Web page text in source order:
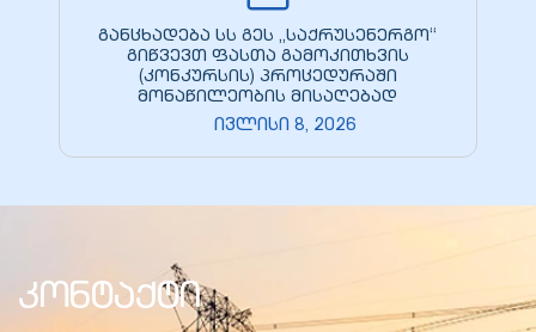
განცხადება სს გეს „საქრუსენერგო“
გიწვევთ ფასთა გამოკითხვის
(კონკურსის) პროცედურაში
მონაწილეობის მისაღებად
ივლისი 8, 2026
კონტაქტი